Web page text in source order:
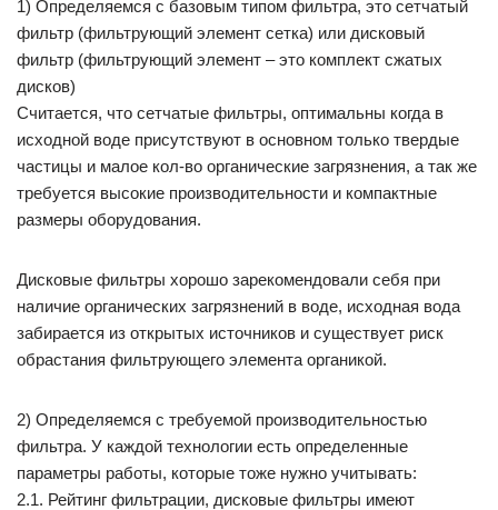
1) Определяемся с базовым типом фильтра, это сетчатый
фильтр (фильтрующий элемент сетка) или дисковый
фильтр (фильтрующий элемент – это комплект сжатых
дисков)
Считается, что сетчатые фильтры, оптимальны когда в
исходной воде присутствуют в основном только твердые
частицы и малое кол-во органические загрязнения, а так же
требуется высокие производительности и компактные
размеры оборудования.
Дисковые фильтры хорошо зарекомендовали себя при
наличие органических загрязнений в воде, исходная вода
забирается из открытых источников и существует риск
обрастания фильтрующего элемента органикой.
2) Определяемся с требуемой производительностью
фильтра. У каждой технологии есть определенные
параметры работы, которые тоже нужно учитывать:
2.1. Рейтинг фильтрации, дисковые фильтры имеют